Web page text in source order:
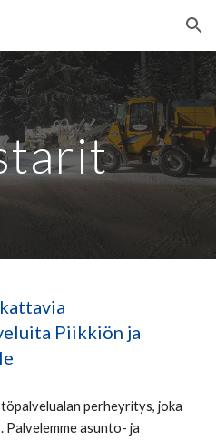
Skip to navigation
Piikkiön ja
perheyritys, joka
asunto- ja